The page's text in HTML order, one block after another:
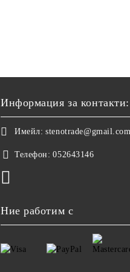
Информация за контакти:
Имейл:
Телефон: 052643146
Ние работим с